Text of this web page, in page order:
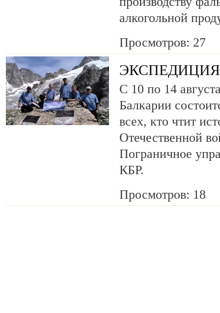
алкогольной
Просмотров: 27
С 10 по 14
Балкарии
всех, кто чтит
Отечественной
Пограничное
КБР.
Просмотров: 18